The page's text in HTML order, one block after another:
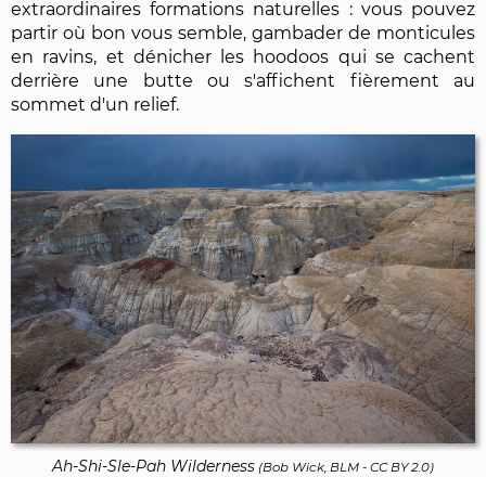
extraordinaires formations naturelles : vous pouvez
partir où bon vous semble, gambader de monticules
en ravins, et dénicher les hoodoos qui se cachent
derrière une butte ou s'affichent fièrement au
sommet d'un relief.
Ah-Shi-Sle-Pah Wilderness (Bob Wick, BLM - CC BY 2.0)